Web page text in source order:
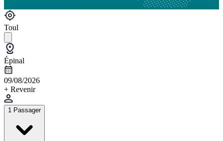
Toul
Épinal
09/08/2026
+ Revenir
1 Passager